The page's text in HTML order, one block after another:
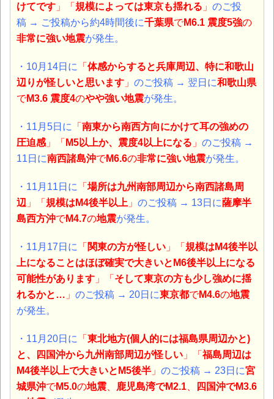
けてです 」「 規模によっては東京も揺れる 」 のご投
稿 → ご投稿から約4時間後に千葉県でM6.1 震度5強の
非常に強い地震が発生。
・10月14日 に 「 体感からすると兵庫周辺、特に和歌山
辺りが怪しいと思います 」 のご投稿 → 翌日に和歌山県
でM3.6 震度4のやや強い地震が発生。
・11月5日に 「 南東から南西方向にかけて耳の強めの
圧迫感 」「 M5以上か、震度4以上になる 」 のご投稿 →
11日に南西諸島沖でM6.6の非常に強い地震が発生。
・11月11日に 「 場所は九州南部周辺から南西諸島周
辺 」「 規模はM4後半以上 」 のご投稿 → 13日に薩摩半
島西方沖でM4.7の地震が発生。
・11月17日に 「 関東の方が怪しい 」「 規模はM4後半以
上になることはほぼ確実で大きいとM6後半以上になる
可能性があります 」「 そして東京の方も少し強めに揺
れるかと… 」 のご投稿 → 20日に東京都でM4.6の地震
が発生。
・11月20日に 「 東北地方(個人的には福島県周辺かと)
と、四国沖から九州南部周辺が怪しい 」「福島周辺は
M4後半以上で大きいとM5後半 」 のご投稿 → 23日に宮
城県沖でM5.0の地震 鹿児島湾でM2.1 四国沖でM3.6